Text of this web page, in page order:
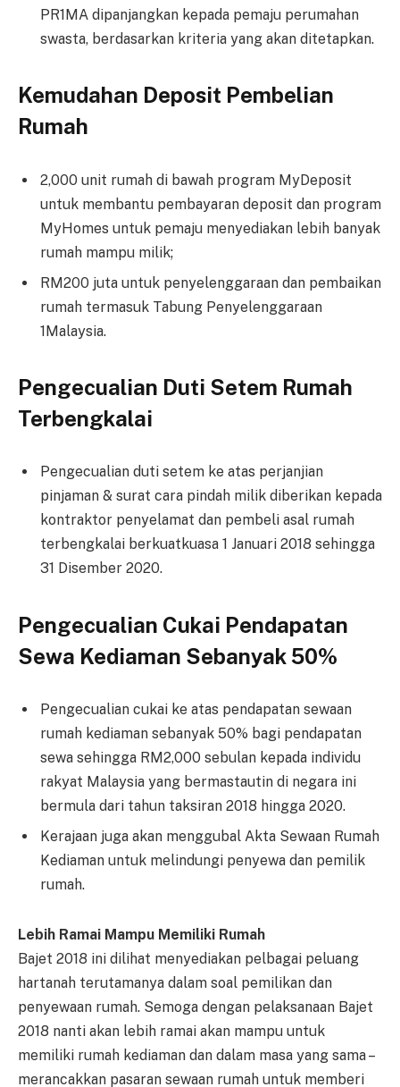
PR1MA dipanjangkan kepada pemaju perumahan
swasta, berdasarkan kriteria yang akan ditetapkan.
Kemudahan Deposit Pembelian
Rumah
2,000 unit rumah di bawah program MyDeposit
untuk membantu pembayaran deposit dan program
MyHomes untuk pemaju menyediakan lebih banyak
rumah mampu milik;
RM200 juta untuk penyelenggaraan dan pembaikan
rumah termasuk Tabung Penyelenggaraan
1Malaysia.
Pengecualian Duti Setem Rumah
Terbengkalai
Pengecualian duti setem ke atas perjanjian
pinjaman & surat cara pindah milik diberikan kepada
kontraktor penyelamat dan pembeli asal rumah
terbengkalai berkuatkuasa 1 Januari 2018 sehingga
31 Disember 2020.
Pengecualian Cukai Pendapatan
Sewa Kediaman Sebanyak 50%
Pengecualian cukai ke atas pendapatan sewaan
rumah kediaman sebanyak 50% bagi pendapatan
sewa sehingga RM2,000 sebulan kepada individu
rakyat Malaysia yang bermastautin di negara ini
bermula dari tahun taksiran 2018 hingga 2020.
Kerajaan juga akan menggubal Akta Sewaan Rumah
Kediaman untuk melindungi penyewa dan pemilik
rumah.
Lebih Ramai Mampu Memiliki Rumah
Bajet 2018 ini dilihat menyediakan pelbagai peluang
hartanah terutamanya dalam soal pemilikan dan
penyewaan rumah. Semoga dengan pelaksanaan Bajet
2018 nanti akan lebih ramai akan mampu untuk
memiliki rumah kediaman dan dalam masa yang sama –
merancakkan pasaran sewaan rumah untuk memberi